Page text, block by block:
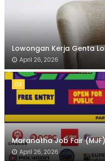
Lowongan Kerja Genta
April 26, 2026
D3
Maranatha Job Fair
April 26, 2026